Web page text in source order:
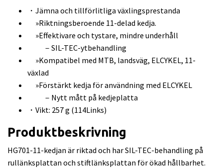
・Jämna och tillförlitliga växlingsprestanda
»Riktningsberoende 11-delad kedja.
»Effektivare och tystare, mindre underhåll
－SIL-TEC-ytbehandling
»Kompatibel med MTB, landsväg, ELCYKEL, 11-
växlad
»Förstärkt kedja för användning med ELCYKEL
－Nytt mått på kedjeplatta
・Vikt: 257 g (114Links)
Produktbeskrivning
HG701-11-kedjan är riktad och har SIL-TEC-behandling på
rullänksplattan och stiftlänksplattan för ökad hållbarhet.